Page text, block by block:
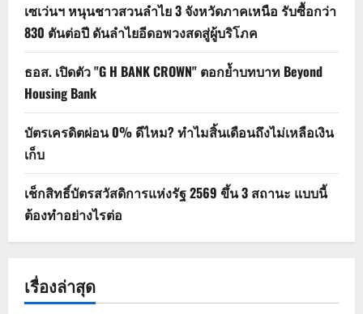
เซเว่นฯ หนุนชาวสวนลำไย 3 จังหวัดภาคเหนือ รับซื้อกว่า
830 ตันต่อปี ดันลำไยอีดอพวงสดสู่ผู้บริโภค
ธอส. เปิดตัว "G H BANK CROWN" ตอกย้ำบทบาท Beyond
Housing Bank
บัตรเครดิตผ่อน 0% ดีไหม? ทำไมสิ้นเดือนถึงไม่เหลือเงิน
เก็บ
เช็กสิทธิ์บัตรสวัสดิการแห่งรัฐ 2569 ขึ้น 3 สถานะ แบบนี้
ต้องทำอย่างไรต่อ
เรื่องล่าสุด